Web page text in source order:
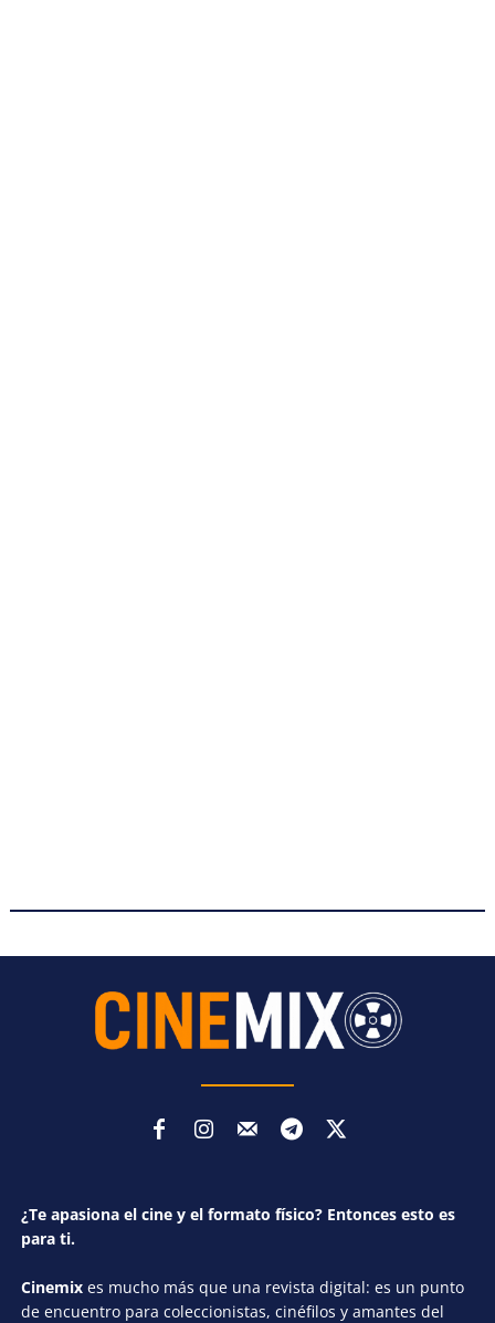
¿Te apasiona el cine y el formato físico? Entonces esto es
para ti.
Cinemix es mucho más que una revista digital: es un punto
de encuentro para coleccionistas, cinéfilos y amantes del